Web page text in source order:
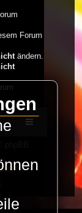
Forum
ändern.